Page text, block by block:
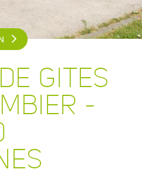
GITES
-